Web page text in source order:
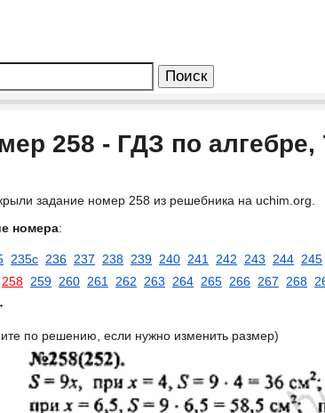
258 - ГДЗ по
задание номер 258 из решебника на uchim.org.
номера:
235c 236 237 238 239 240 241 242 243 244 245
258 259 260 261 262 263 264 265 266 267 268
по решению, если нужно изменить размер)